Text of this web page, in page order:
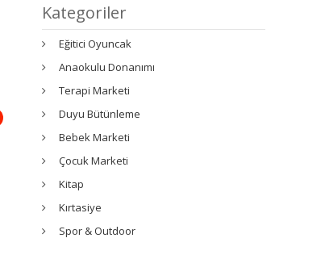
Kategoriler
Eğitici Oyuncak
Anaokulu Donanımı
Terapi Marketi
Duyu Bütünleme
Bebek Marketi
Çocuk Marketi
Kitap
Kırtasiye
Spor & Outdoor